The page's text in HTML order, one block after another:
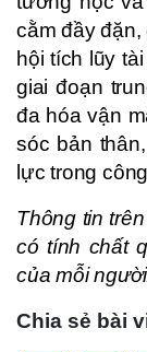
cằm đầy
hội tích lũy
giai đoạn
đa hóa vận
sóc bản
lực trong
Thông tin
có tính chất
của mỗi
Chia sẻ bài